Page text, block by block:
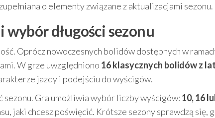
o elementy związane z aktualizacjami sezonu.
wybór długości sezonu
Oprócz nowoczesnych bolidów dostępnych w
W grze uwzględniono 16 klasycznych bolidów z
jazdy i podejściu do wyścigów.
sezonu. Gra umożliwia wybór liczby wyścigów: 10, 16
jaki chcesz poświęcić. Krótsze sezony sprawdzą się,